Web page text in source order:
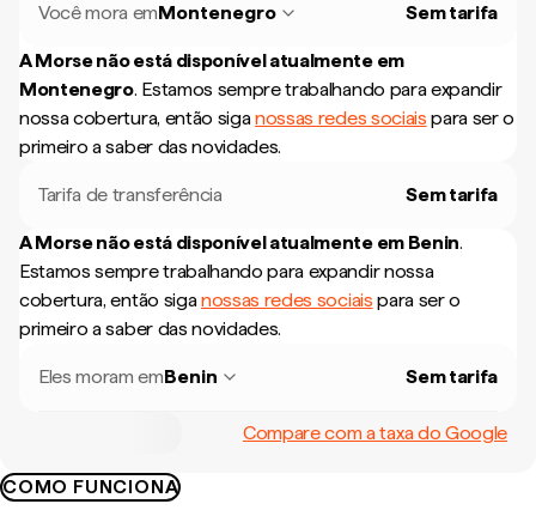
Você mora emMontenegro Sem tarifa
A Morse não está disponível atualmente em
Montenegro. Estamos sempre trabalhando para expandir
nossa cobertura, então siganossas redes sociais para ser o
primeiro a saber das novidades.
Tarifa de transferência Sem tarifa
A Morse não está disponível atualmente em Benin.
Estamos sempre trabalhando para expandir nossa
cobertura, então siganossas redes sociais para ser o
primeiro a saber das novidades.
Eles moram emBenin Sem tarifa
Compare com a taxa do Google
COMO FUNCIONA